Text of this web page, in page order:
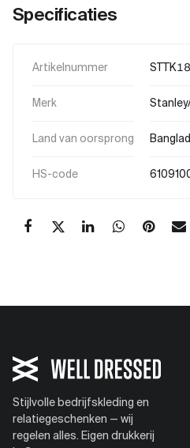
Specificaties
Artikelnummer
Merk
Land van oorsprong
HS-code
Stijlvolle bedrijfskleding en
relatiegeschenken — wij
regelen alles. Eigen drukkerij